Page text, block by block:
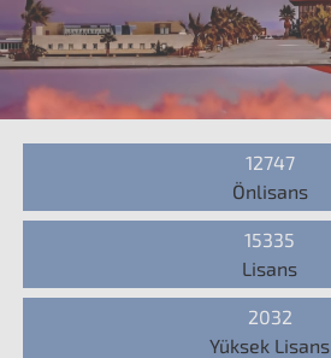
12747
Önlisans
15335
Lisans
2032
Yüksek Lisans